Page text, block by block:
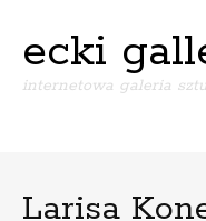
ecki
internetowa galeria
p
Larisa